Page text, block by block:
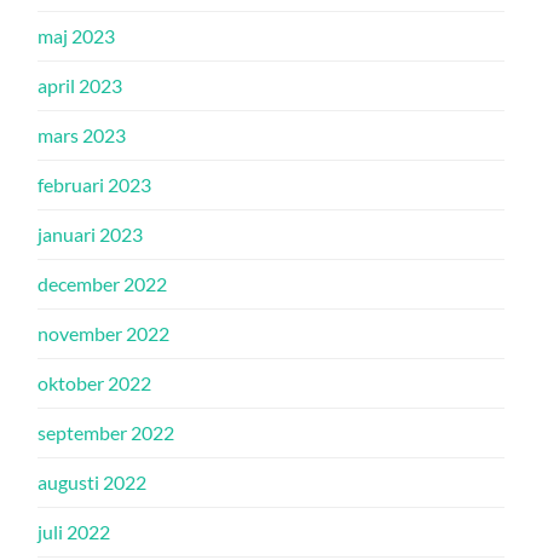
maj 2023
april 2023
mars 2023
februari 2023
januari 2023
december 2022
november 2022
oktober 2022
september 2022
augusti 2022
juli 2022